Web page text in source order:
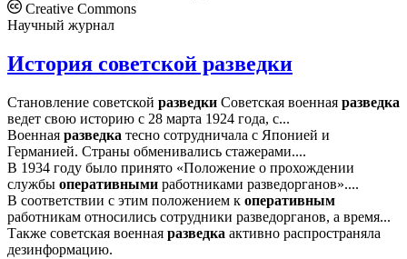
Creative Commons
Научный журнал
История советской разведки
Становление советской разведки Советская военная разведка
ведет свою историю с 28 марта 1924 года, с...
Военная разведка тесно сотрудничала с Японией и
Германией. Страны обменивались стажерами....
В 1934 году было принято «Положение о прохождении
службы оперативными работниками разведорганов»....
В соответствии с этим положением к оперативным
работникам относились сотрудники разведорганов, а время...
Также советская военная разведка активно распространяла
дезинформацию.